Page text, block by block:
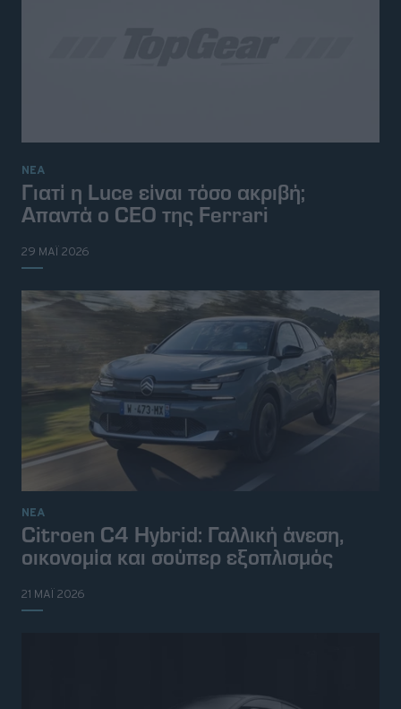
ΝΕΑ
Γιατί η Luce είναι τόσο ακριβή;
Απαντά ο CEO της Ferrari
29 ΜΑΪ 2026
ΝΕΑ
Citroen C4 Hybrid: Γαλλική άνεση,
οικονομία και σούπερ εξοπλισμός
21 ΜΑΪ 2026